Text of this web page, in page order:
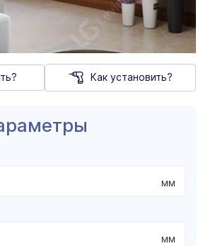
Как установить?
мм
мм